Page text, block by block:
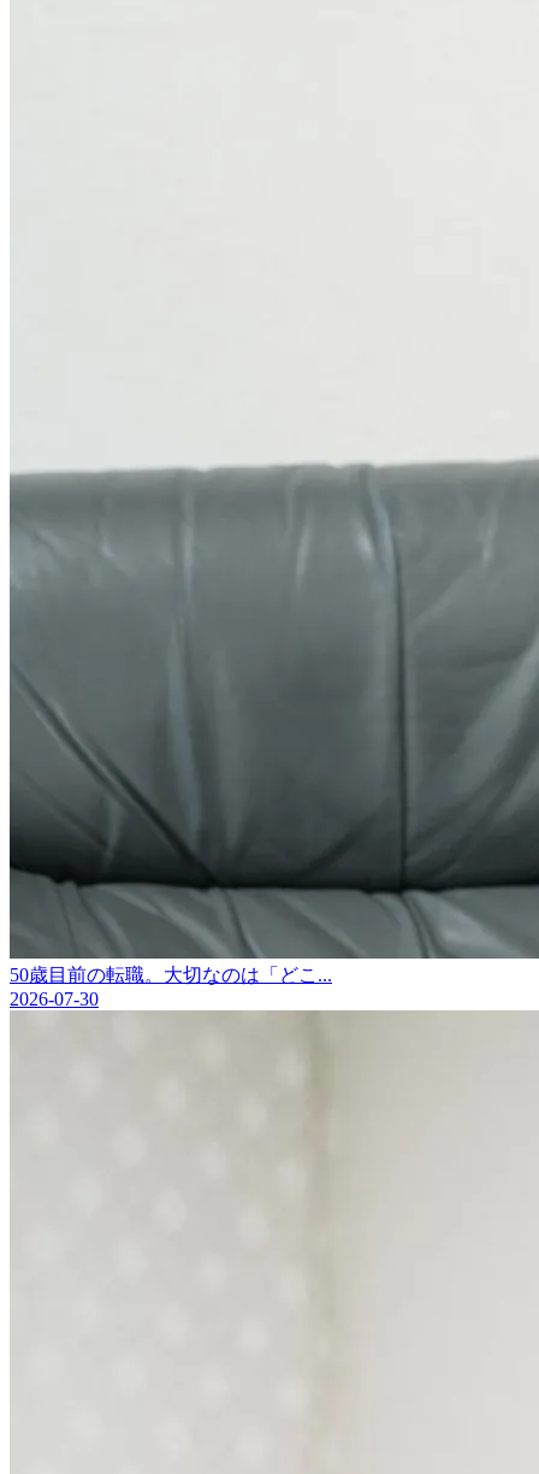
50歳目前の転職。大切なのは「どこ...
2026-07-30